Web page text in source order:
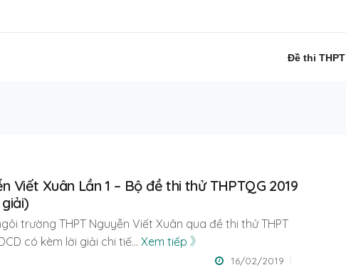
Đề thi THPT
Viết Xuân Lần 1 – Bộ đề thi thử THPTQG 2019
trường THPT Nguyễn Viết Xuân qua đề thi thử THPT
có kèm lời giải chi tiế... Xem tiếp
16/02/2019